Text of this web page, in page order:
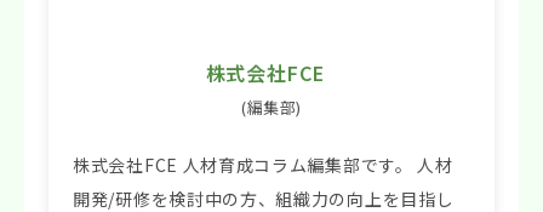
株式会社FCE
(編集部)
株式会社FCE 人材育成コラム編集部です。 人材
開発/研修を検討中の方、組織力の向上を目指し